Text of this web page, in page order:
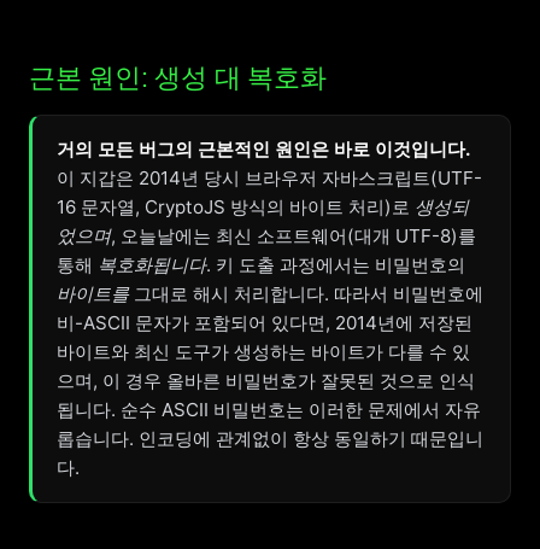
근본 원인: 생성 대 복호화
거의 모든 버그의 근본적인 원인은 바로 이것입니다.
이 지갑은 2014년 당시 브라우저 자바스크립트(UTF-
16 문자열, CryptoJS 방식의 바이트 처리)로 생성되
었으며, 오늘날에는 최신 소프트웨어(대개 UTF-8)를
통해 복호화됩니다. 키 도출 과정에서는 비밀번호의
바이트를그대로 해시 처리합니다. 따라서 비밀번호에
비-ASCII 문자가 포함되어 있다면, 2014년에 저장된
바이트와 최신 도구가 생성하는 바이트가 다를 수 있
으며, 이 경우 올바른 비밀번호가 잘못된 것으로 인식
됩니다. 순수 ASCII 비밀번호는 이러한 문제에서 자유
롭습니다. 인코딩에 관계없이 항상 동일하기 때문입니
다.